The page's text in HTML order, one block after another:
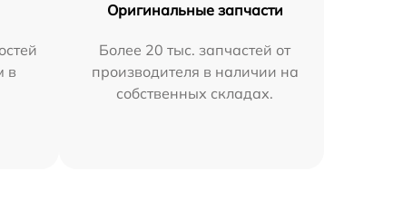
в
Оригинальные запчасти
Более 20 тыс. запчастей от
производителя в наличии на
собственных складах.